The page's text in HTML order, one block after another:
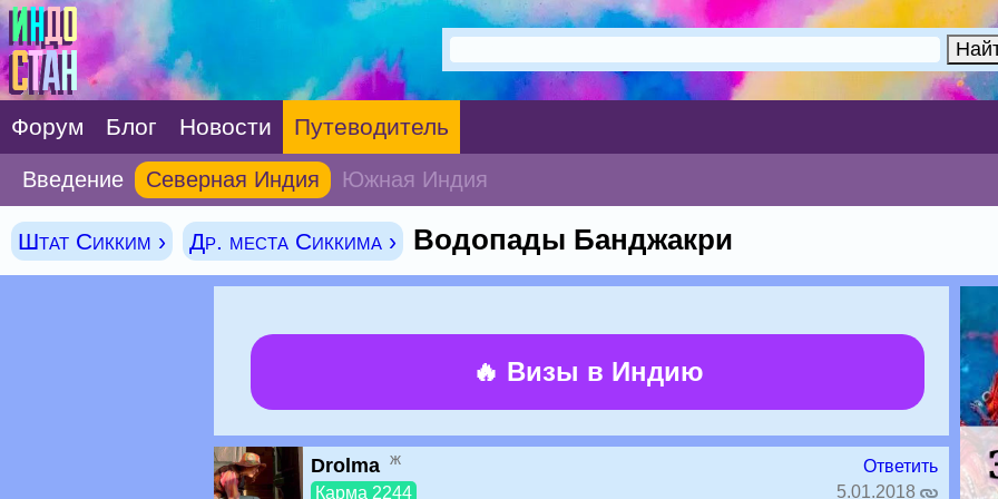
Форум Блог Новости Путеводитель
Введение Северная Индия Южная Индия
Штат Сикким › Др. места Сиккима › Водопады Банджакри
🔥 Визы в Индию
Drolma ж
Карма 2244
Ответить
5.01.2018